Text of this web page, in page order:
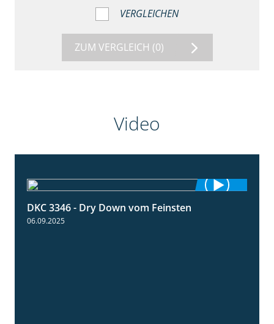
VERGLEICHEN
ZUM VERGLEICH (0)
Video
DKC 3346 - Dry Down vom Feinsten
06.09.2025